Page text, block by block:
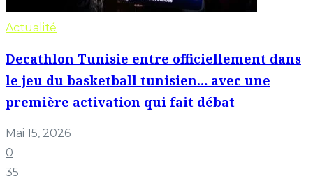
Actualité
Decathlon Tunisie entre officiellement dans
le jeu du basketball tunisien… avec une
première activation qui fait débat
Mai 15, 2026
0
35